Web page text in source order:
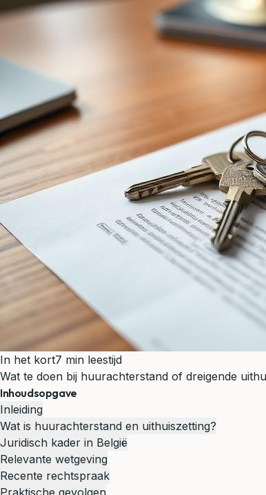
In het kort7 min leestijd
Wat te doen bij huurachterstand of dreigende
Inhoudsopgave
Inleiding
Wat is huurachterstand en uithuiszetting?
Juridisch kader in België
Relevante wetgeving
Recente rechtspraak
Praktische gevolgen